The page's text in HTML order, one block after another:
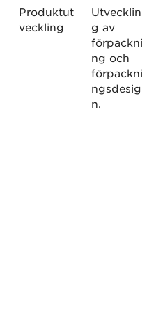
Produktut
veckling
Utvecklin
g av
förpackni
ng och
förpackni
ngsdesig
n.